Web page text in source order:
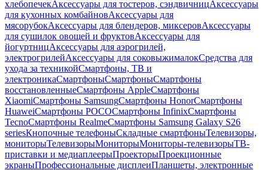
хлебопечекАксессуары для тостеров, сэндвичницАксессуары
для кухонных комбайновАксессуары для
мясорубокАксессуары для блендеров, миксеровАксессуары
для сушилок овощей и фруктовАксессуары для
йогуртницАксессуары для аэрогрилей,
электрогрилейАксессуары для соковыжималокСредства для
ухода за техникойСмартфоны, ТВ и
электроникаСмартфоныСмартфоныСмартфоны
восстановленныеСмартфоны AppleСмартфоны
XiaomiСмартфоны SamsungСмартфоны HonorСмартфоны
HuaweiСмартфоны POCOСмартфоны InfinixСмартфоны
TecnoСмартфоны RealmeСмартфоны Samsung Galaxy S26
seriesКнопочные телефоныСкладные смартфоныТелевизоры,
мониторыТелевизорыМониторыМониторы-телевизорыТВ-
приставки и медиаплеерыПроекторыПроекционные
экраныПрофессиональные дисплеиПланшеты, электронные